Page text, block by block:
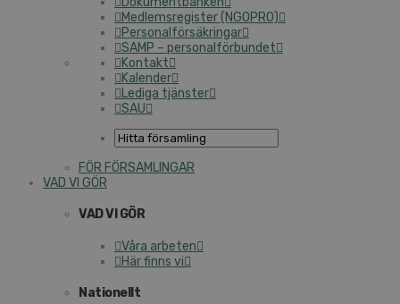
Medlemsregister (NGOPRO)
Personalförsäkringar
SAMP – personalförbundet
Kontakt
Kalender
Lediga tjänster
SAU
FÖR FÖRSAMLINGAR
VAD VI GÖR
VAD VI GÖR
Våra arbeten
Här finns vi
Nationellt